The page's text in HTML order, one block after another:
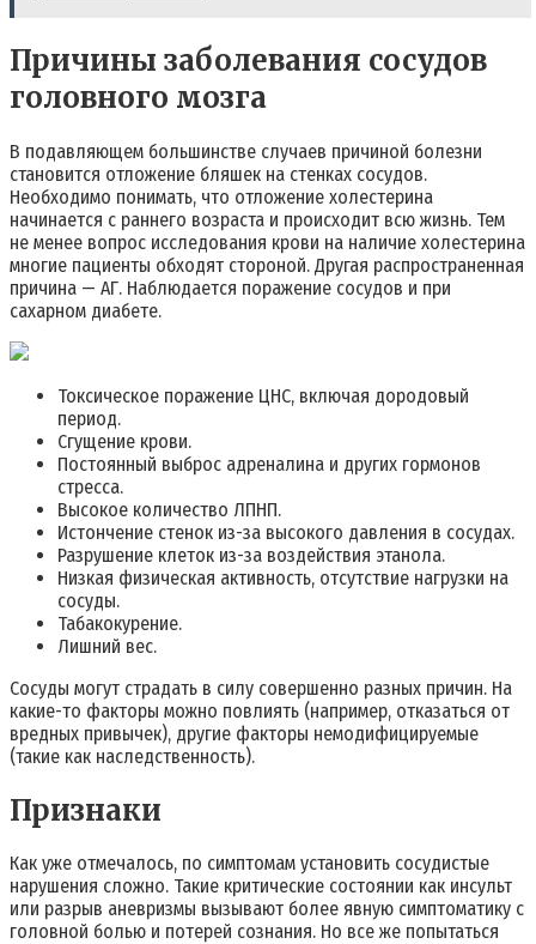
Причины заболевания сосудов
головного мозга
В подавляющем большинстве случаев причиной болезни
становится отложение бляшек на стенках сосудов.
Необходимо понимать, что отложение холестерина
начинается с раннего возраста и происходит всю жизнь. Тем
не менее вопрос исследования крови на наличие холестерина
многие пациенты обходят стороной. Другая распространенная
причина — АГ. Наблюдается поражение сосудов и при
сахарном диабете.
Токсическое поражение ЦНС, включая дородовый
период.
Сгущение крови.
Постоянный выброс адреналина и других гормонов
стресса.
Высокое количество ЛПНП.
Истончение стенок из-за высокого давления в сосудах.
Разрушение клеток из-за воздействия этанола.
Низкая физическая активность, отсутствие нагрузки на
сосуды.
Табакокурение.
Лишний вес.
Сосуды могут страдать в силу совершенно разных причин. На
какие-то факторы можно повлиять (например, отказаться от
вредных привычек), другие факторы немодифицируемые
(такие как наследственность).
Признаки
Как уже отмечалось, по симптомам установить сосудистые
нарушения сложно. Такие критические состоянии как инсульт
или разрыв аневризмы вызывают более явную симптоматику с
головной болью и потерей сознания. Но все же попытаться